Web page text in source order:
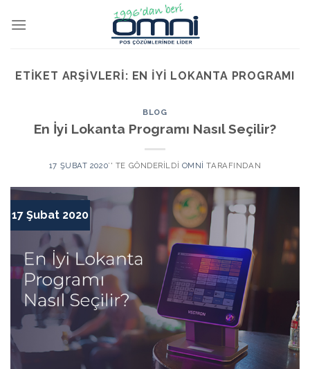
ETIKET ARŞIVLERI: EN IYI LOKANTA PROGRAMI
BLOG
En İyi Lokanta Programı Nasıl Seçilir?
17 ŞUBAT 2020’' TE GÖNDERILDI OMNI TARAFINDAN
17 Şubat 2020